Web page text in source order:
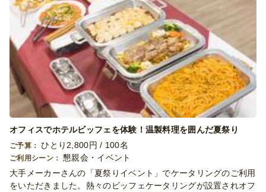
オフィスでホテルビッフェを体験！温製料理を囲んだ夏祭り
ご予算： ひとり2,800円 / 100名
ご利用シーン： 懇親会・イベント
大手メーカーさんの「夏祭りイベント」でケータリングのご利用
をいただきました。熱々のビッフェケータリングが設置されオフ